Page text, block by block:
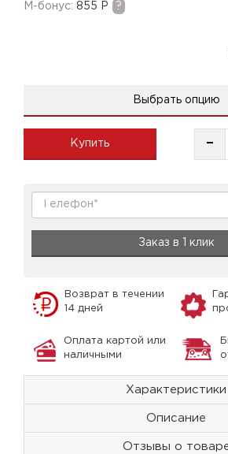
M-бонус: 855 Р ?
Выбрать опцию
Купить -
Заказ в 1 клик
Возврат в течении
14 дней
Оплата картой или
наличными
Характеристики
Описание
Отзывы о